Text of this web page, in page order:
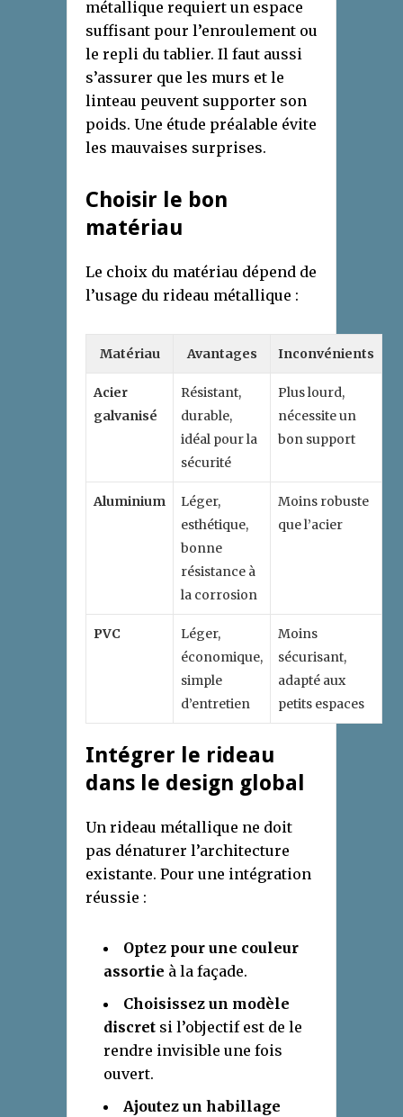
métallique requiert un espace
suffisant pour l’enroulement ou
le repli du tablier. Il faut aussi
s’assurer que les murs et le
linteau peuvent supporter son
poids. Une étude préalable évite
les mauvaises surprises.
Choisir le bon
matériau
Le choix du matériau dépend de
l’usage du rideau métallique :
Matériau Avantages Inconvénients
Acier
galvanisé
Résistant,
durable,
idéal pour la
sécurité
Plus lourd,
nécessite un
bon support
Aluminium
Léger,
esthétique,
bonne
résistance à
la corrosion
Moins robuste
que l’acier
PVC
Léger,
économique,
simple
d’entretien
Moins
sécurisant,
adapté aux
petits espaces
Intégrer le rideau
dans le design global
Un rideau métallique ne doit
pas dénaturer l’architecture
existante. Pour une intégration
réussie :
Optez pour une couleur
assortie à la façade.
Choisissez un modèle
discret si l’objectif est de le
rendre invisible une fois
ouvert.
Ajoutez un habillage